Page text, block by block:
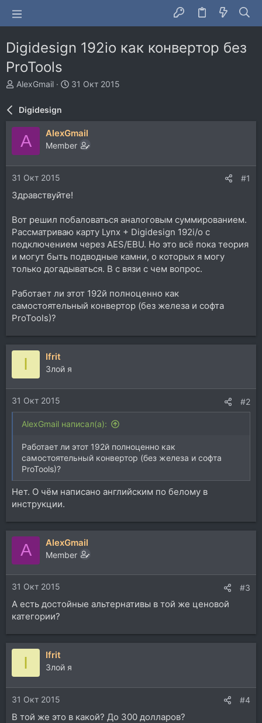
Digidesign 192io как конвертор без
ProTools
А
т
р
AlexGmail
Д
а
ч
31 Окт 2015
Digidesign
A AlexGmail
Member
31 Окт 2015 #1
Здравствуйте!
Вот решил побаловаться аналоговым суммированием.
Рассматриваю карту Lynx + Digidesign 192i/o с
подключением через AES/EBU. Но это всё пока теория
и могут быть подводные камни, о которых я могу
только догадываться. В с вязи с чем вопрос.
Работает ли этот 192й полноценно как
самостоятельный конвертор (без железа и софта
ProTools)?
I Ifrit
Злой я
31 Окт 2015 #2
AlexGmail написал(а):
Работает ли этот 192й полноценно как
самостоятельный конвертор (без железа и софта
ProTools)?
Нет. О чём написано английским по белому в
инструкции.
A AlexGmail
Member
31 Окт 2015 #3
А есть достойные альтернативы в той же ценовой
категории?
I Ifrit
Злой я
31 Окт 2015 #4
В той же это в какой? До 300 долларов?